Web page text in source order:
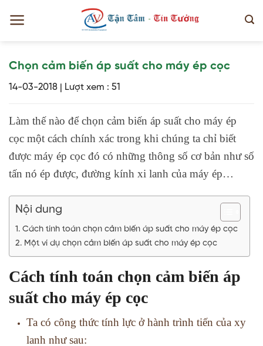
qua
Chọn cảm biến áp suất cho máy ép cọc
14-03-2018 | Lượt xem : 51
Làm thế nào để chọn cảm biến áp suất cho máy ép
cọc một cách chính xác trong khi chúng ta chỉ biết
được máy ép cọc đó có những thông số cơ bản như số
tấn nó ép được, đường kính xi lanh của máy ép…
Nội dung
Cách tính toán chọn cảm biến áp suất cho máy ép cọc
Một ví dụ chọn cảm biến áp suất cho máy ép cọc
Cách tính toán chọn cảm biến áp
suất cho máy ép cọc
Ta có công thức tính lực ở hành trình tiến của xy
lanh như sau: